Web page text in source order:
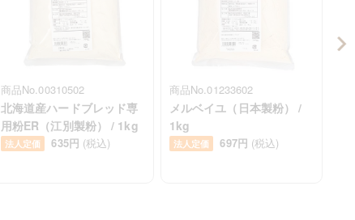
商品No.00310502
北海道産ハードブレッド専
用粉ER（江別製粉） / 1kg
法人定価 635円 (税込)
商品No.01233602
メルベイユ（日本製粉） /
1kg
法人定価 697円 (税込)